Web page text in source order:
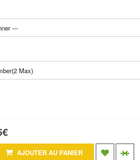
AJOUTER AU PANIER